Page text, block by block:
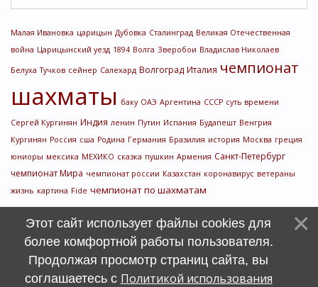
Малая Ивановка царицын Дубовка Сталинград Великая Отечественная
война Царицынский уезд 1894 Волга Зверобои Владислав Николаев
Белуха Тучков сейнер Салехард Волгоград Италия чемпионат
шахматы баку ОАЭ Аргентина СССР суть времени
Сергей Кургинян Индия ленин Путин Испания Будапешт Венгрия
Кургинян Россия сша Родина Германия Бразилия история Москва греция
юниоры мексика МЕХИКО сказка пушкин Армения Санкт-Петербург
чемпионат Мира чемпионат россии Казахстан коронавирус ветераны
жизнь картина Fide чемпионат по шахматам
Этот сайт использует файлы cookies для
более комфортной работы пользователя.
Продолжая просмотр страниц сайта, вы
соглашаетесь с Политикой использования